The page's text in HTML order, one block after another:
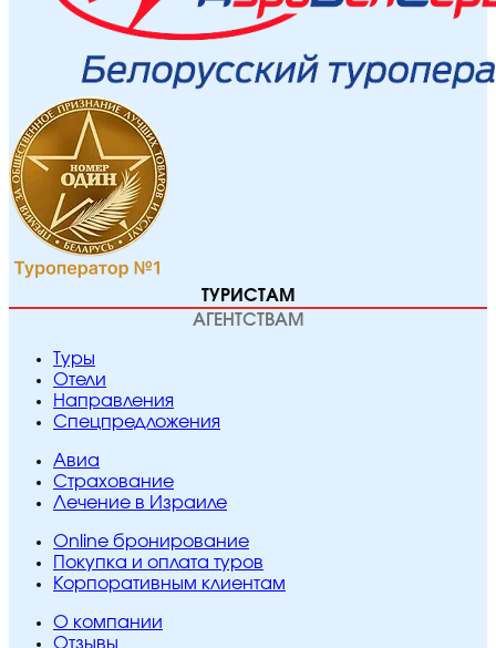
ТУРИСТАМ
АГЕНТСТВАМ
Туры
Отели
Направления
Спецпредложения
Авиа
Страхование
Лечение в Израиле
Online бронирование
Покупка и оплата туров
Корпоративным клиентам
O компании
Отзывы